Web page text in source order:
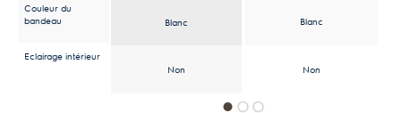
Couleur du
bandeau
Eclairage intérieur
Blanc
Non
Blanc
Non